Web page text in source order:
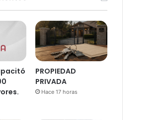
PROPIEDAD
PRIVADA
Hace 17 horas